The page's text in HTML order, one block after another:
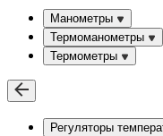
Манометры
Термоманометры
Термометры
Регуляторы